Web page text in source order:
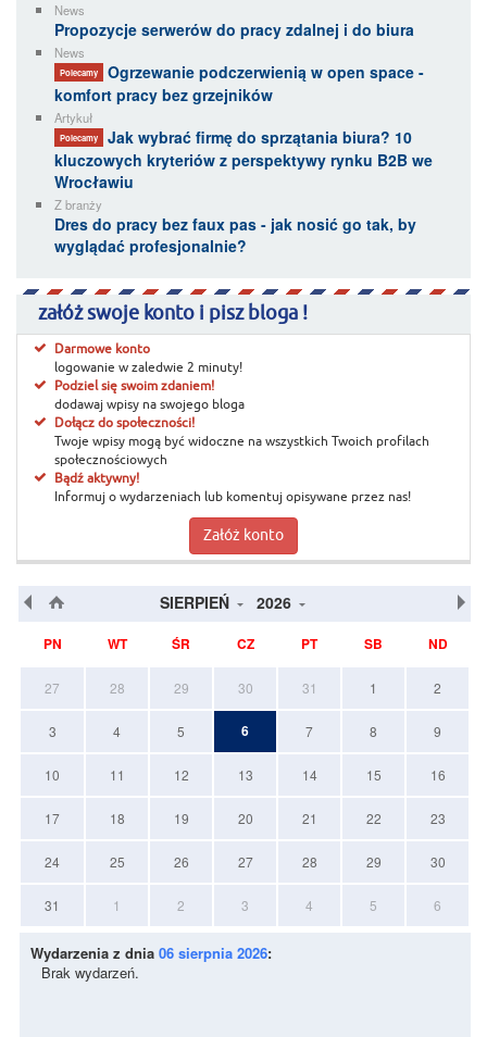
News
Propozycje serwerów do pracy zdalnej i do biura
News
Polecamy
Ogrzewanie podczerwienią w open space -
komfort pracy bez grzejników
Artykuł
Polecamy
Jak wybrać firmę do sprzątania biura? 10
kluczowych kryteriów z perspektywy rynku B2B we
Wrocławiu
Z branży
Dres do pracy bez faux pas - jak nosić go tak, by
wyglądać profesjonalnie?
załóż swoje konto i pisz bloga !
Darmowe konto
logowanie w zaledwie 2 minuty!
Podziel się swoim zdaniem!
dodawaj wpisy na swojego bloga
Dołącz do społeczności!
Twoje wpisy mogą być widoczne na wszystkich Twoich profilach
społecznościowych
Bądź aktywny!
Informuj o wydarzeniach lub komentuj opisywane przez nas!
Załóż konto
SIERPIEŃ 2026
PN WT ŚR CZ PT SB ND
27 28 29 30 31 1 2
3 4 5 6 7 8 9
10 11 12 13 14 15 16
17 18 19 20 21 22 23
24 25 26 27 28 29 30
31 1 2 3 4 5 6
Wydarzenia z dnia 06 sierpnia 2026:
Brak wydarzeń.